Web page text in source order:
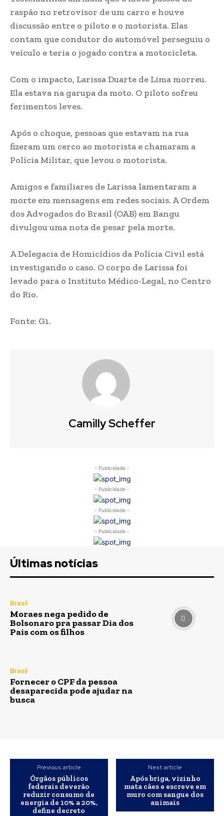
raspão no retrovisor de um carro e houve
discussão entre o piloto e o motorista. Elas
contam que condutor do automóvel perseguiu o
veículo e teria o jogado contra a motocicleta.
Com o impacto, Larissa Duarte de Lima morreu.
Ela estava na garupa da moto. O piloto sofreu
ferimentos leves.
Após o choque, pessoas que estavam na rua
fizeram um cerco ao motorista e chamaram a
Polícia Militar, que levou o motorista.
Amigos e familiares de Larissa lamentaram a
morte em mensagens em redes sociais. A Ordem
dos Advogados do Brasil (OAB) em Bangu
divulgou uma nota de pesar pela morte.
A Delegacia de Homicídios da Polícia Civil está
investigando o caso. O corpo de Larissa foi
levado para o Instituto Médico-Legal, no Centro
do Rio.
Fonte: G1.
Camilly Scheffer
- Publicidade -
- Publicidade -
- Publicidade -
- Publicidade -
Últimas notícias
Brasil
Moraes nega pedido de
Bolsonaro pra passar Dia dos
Pais com os filhos
Brasil
Fornecer o CPF da pessoa
desaparecida pode ajudar na
busca
Previous article
Órgãos públicos
federais deverão
reduzir consumo de
energia de 10% a 20%,
define decreto
Next article
Após briga, vizinho
mata cães e escreve em
muro com sangue dos
animais